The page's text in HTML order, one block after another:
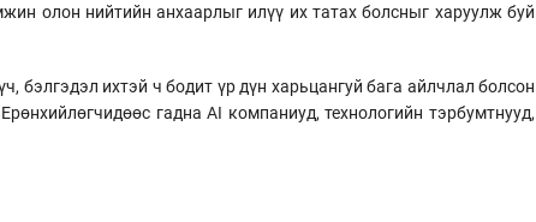
олон нийтийн анхаарлыг илүү их татах болсныг харуулж буй
бэлгэдэл ихтэй ч бодит үр дүн харьцангуй бага айлчлал болсон
гадна AI компаниуд, технологийн тэрбумтнууд,